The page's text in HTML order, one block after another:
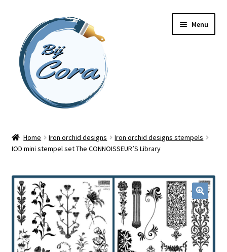
naar
navigatie
inhoud
Menu
Workshops
Online cursussen
Shop
Blog / DIY / Tutorials
Home Iron orchid designs
Iron orchid designs stempels
IOD mini stempel set The CONNOISSEUR’S Library